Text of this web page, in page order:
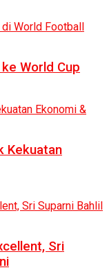
ke World Cup
Kekuatan
Sri